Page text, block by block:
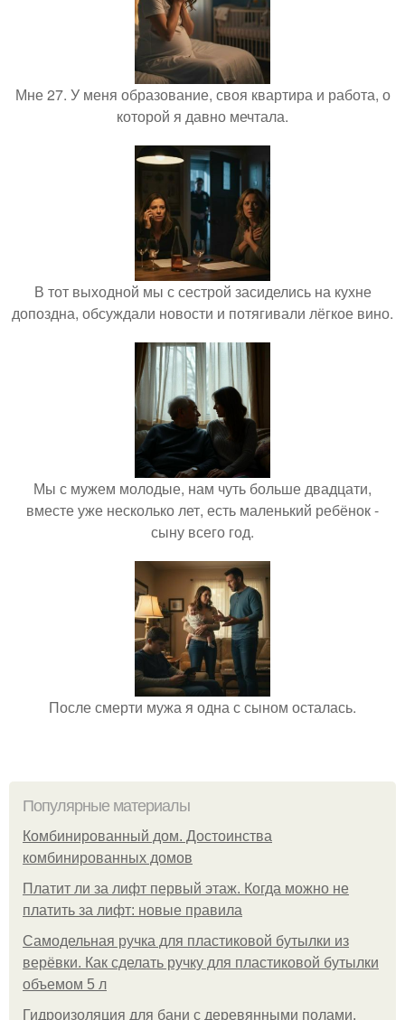
Мне 27. У меня образование, своя квартира и работа, о
которой я давно мечтала.
В тот выходной мы с сестрой засиделись на кухне
допоздна, обсуждали новости и потягивали лёгкое вино.
Мы с мужем молодые, нам чуть больше двадцати,
вместе уже несколько лет, есть маленький ребёнок -
сыну всего год.
После смерти мужа я одна с сыном осталась.
Популярные материалы
Комбинированный дом. Достоинства
комбинированных домов
Платит ли за лифт первый этаж. Когда можно не
платить за лифт: новые правила
Самодельная ручка для пластиковой бутылки из
верёвки. Как сделать ручку для пластиковой бутылки
объемом 5 л
Гидроизоляция для бани с деревянными полами.